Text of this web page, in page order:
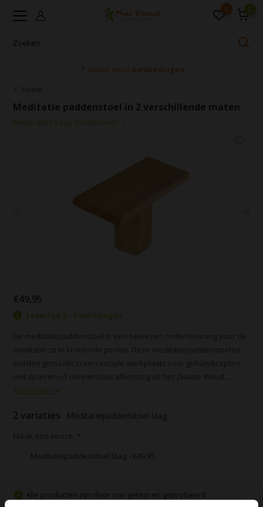
0 0
🚩 Bekijk onze aanbiedingen
Meditatie paddenstoel in 2 verschillende maten
Bekijk alles Yoga toebehoren
€49,95
Levertijd 2 - 3 werkdagen
Toon meer
2 variaties Meditatiepaddenstoel laag
Alle producten zijn door ons getest en geprobeerd